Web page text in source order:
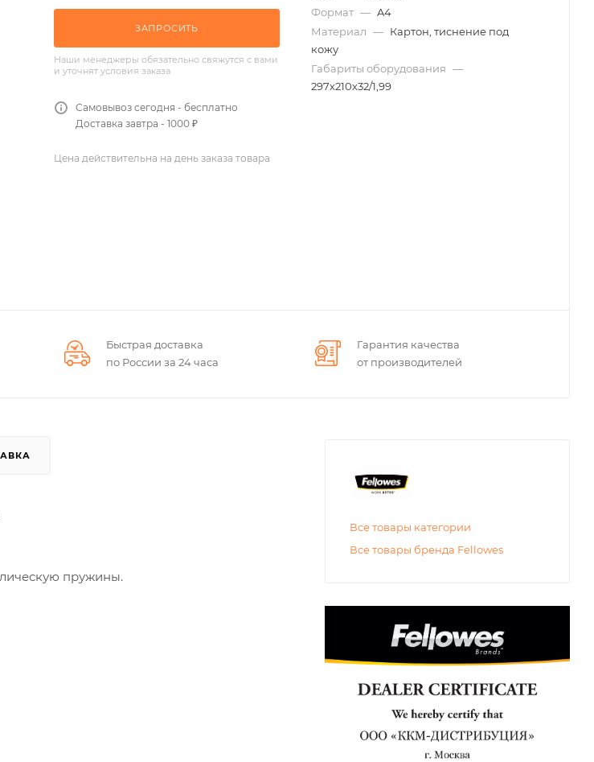
ЗАПРОСИТЬ
Наши менеджеры обязательно свяжутся с вами
и уточнят условия заказа
Самовывоз сегодня - бесплатно
Доставка завтра - 1000 ₽
Формат — A4
Материал — Картон, тиснение под
кожу
Габариты оборудования —
297х210х32/1,99
Цена действительна на день заказа товара
Быстрая доставка
по России за 24 часа
Гарантия качества
от производителей
пружины.
Все товары категории
Все товары бренда Fellowes